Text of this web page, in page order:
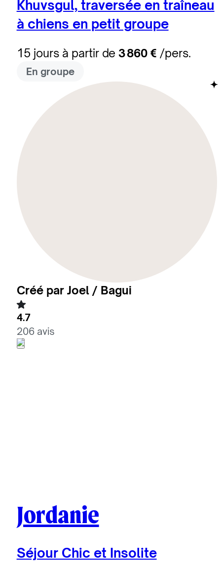
Khuvsgul, traversée en traîneau
à chiens en petit groupe
15 jours à partir de 3 860 € /pers.
En groupe
Créé par Joel / Bagui
4.7
206 avis
Jordanie
Séjour Chic et Insolite